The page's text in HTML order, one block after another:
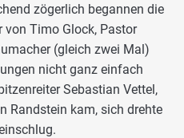
zögerlich begannen die
von Timo Glock, Pastor
(gleich zwei Mal)
nicht ganz einfach
Sebastian Vettel,
Randstein kam, sich drehte